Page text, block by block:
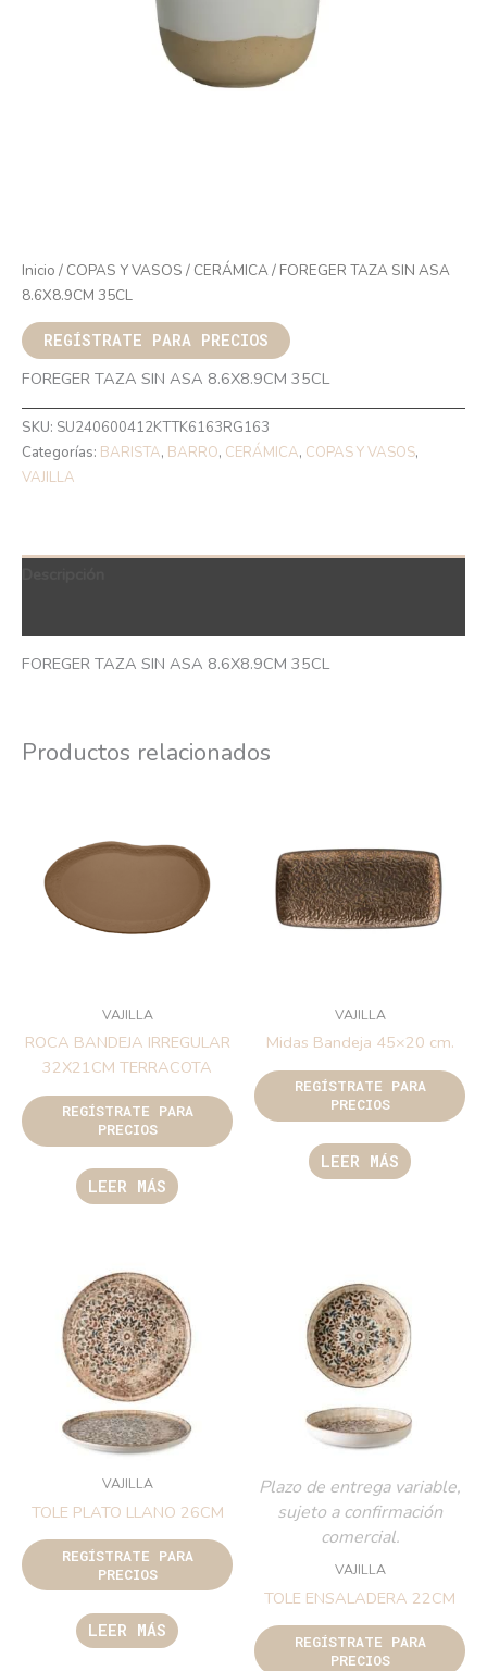
Inicio / COPAS Y VASOS / CERÁMICA/ FOREGER TAZA SIN ASA
8.6X8.9CM 35CL
REGÍSTRATE PARA PRECIOS
FOREGER TAZA SIN ASA 8.6X8.9CM 35CL
SKU: SU240600412KTTK6163RG163
Categorías: BARISTA, BARRO, CERÁMICA, COPAS Y VASOS,
VAJILLA
FOREGER TAZA SIN ASA 8.6X8.9CM 35CL
Productos relacionados
VAJILLA
ROCA BANDEJA IRREGULAR
32X21CM TERRACOTA
REGÍSTRATE PARA
PRECIOS
LEER MÁS
VAJILLA
Midas Bandeja 45×20 cm.
REGÍSTRATE PARA
PRECIOS
LEER MÁS
VAJILLA
TOLE PLATO LLANO 26CM
REGÍSTRATE PARA
PRECIOS
LEER MÁS
Plazo de entrega variable,
sujeto a confirmación
comercial.
VAJILLA
TOLE ENSALADERA 22CM
REGÍSTRATE PARA
PRECIOS